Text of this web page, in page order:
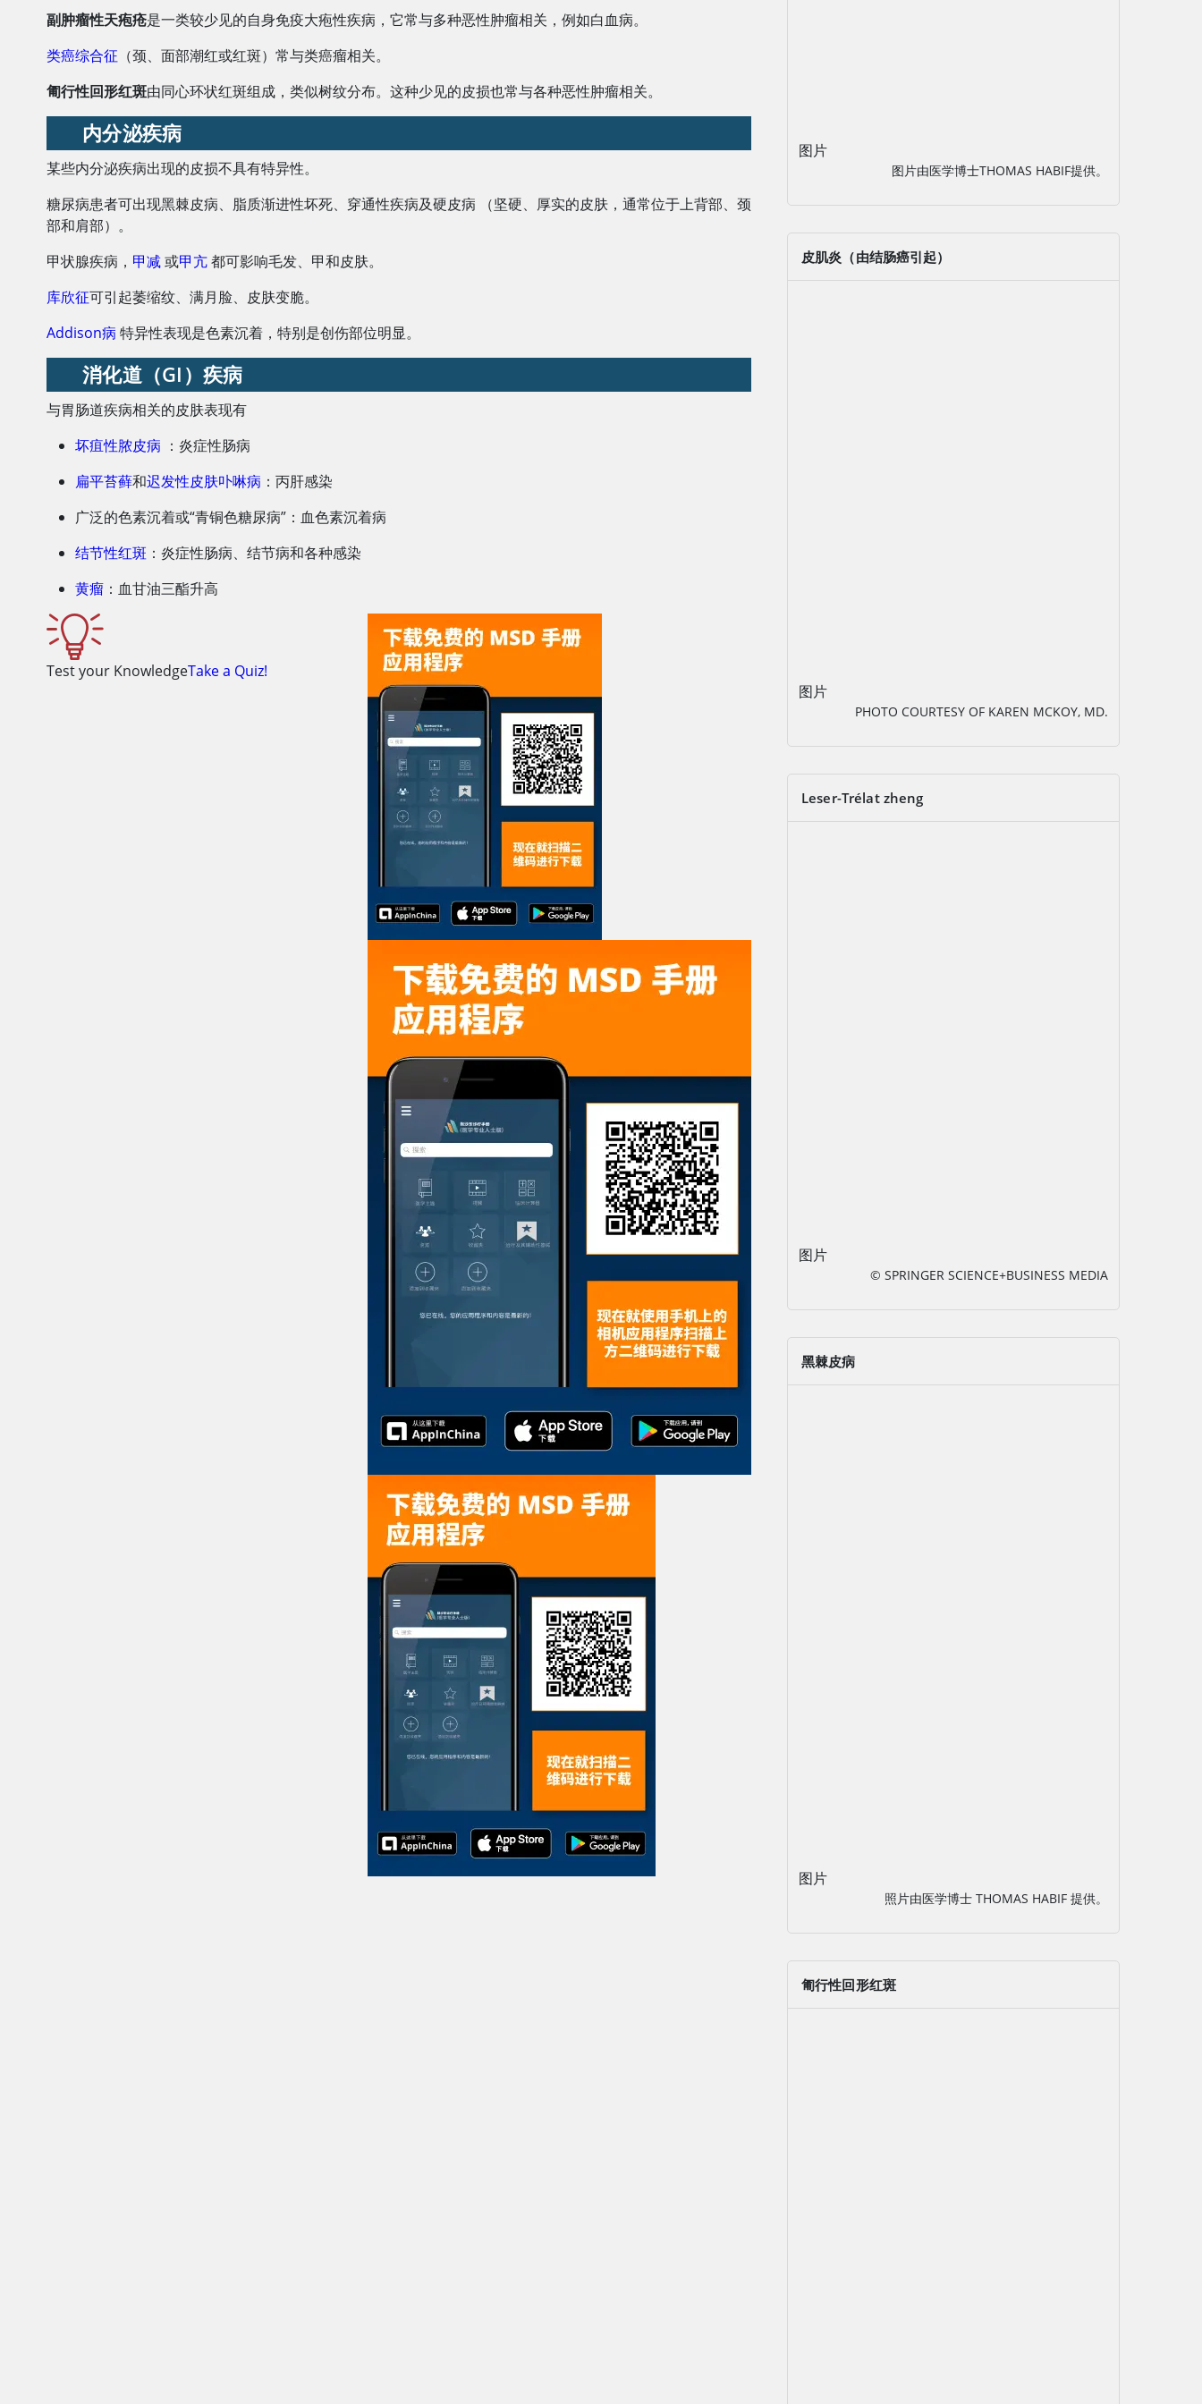
图片
图片由医学博士THOMAS HABIF提供。
皮肌炎（由结肠癌引起）
图片
PHOTO COURTESY OF KAREN MCKOY, MD.
Leser-Trélat zheng
图片
© SPRINGER SCIENCE+BUSINESS MEDIA
黑棘皮病
图片
照片由医学博士 THOMAS HABIF 提供。
副肿瘤性天疱疮是一类较少见的自身免疫大疱性疾病，它常与多种恶性肿瘤相关，例如白血病。
类癌综合征 （颈、面部潮红或红斑）常与类癌瘤相关。
匍行性回形红斑由同心环状红斑组成，类似树纹分布。这种少见的皮损也常与各种恶性肿瘤相关。
匍行性回形红斑
内分泌疾病
某些内分泌疾病出现的皮损不具有特异性。
糖尿病患者可出现黑棘皮病、脂质渐进性坏死、穿通性疾病及硬皮病 （坚硬、厚实的皮肤，通常位于上背部、颈
部和肩部）。
甲状腺疾病， 甲减或甲亢都可影响毛发、甲和皮肤。
库欣征可引起萎缩纹、满月脸、皮肤变脆。
Addison病 特异性表现是色素沉着，特别是创伤部位明显。
消化道（GI）疾病
与胃肠道疾病相关的皮肤表现有
坏疽性脓皮病 ：炎症性肠病
扁平苔藓和迟发性皮肤卟啉病 ：丙肝感染
广泛的色素沉着或“青铜色糖尿病”：血色素沉着病
结节性红斑 ：炎症性肠病、结节病和各种感染
黄瘤 ：血甘油三酯升高
Test your KnowledgeTake a Quiz!